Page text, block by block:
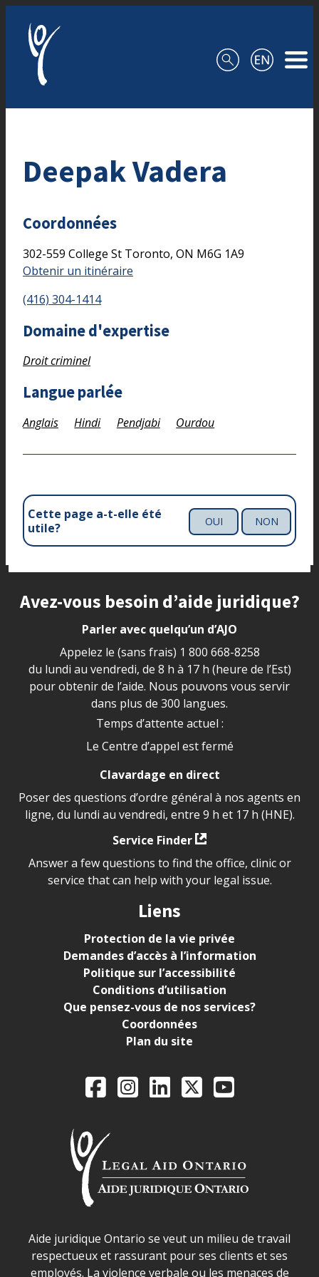
Deepak Vadera
Coordonnées
302-559 College St Toronto, ON M6G 1A9
Obtenir un itinéraire
(416) 304-1414
Domaine d'expertise
Droit criminel
Langue parlée
Anglais Hindi Pendjabi Ourdou
Cette page a-t-elle été
utile?
OUI NON
Site footer
Avez-vous besoin d’aide juridique?
Parler avec quelqu’un d’AJO
Appelez le (sans frais) 1 800 668-8258
du lundi au vendredi, de 8 h à 17 h (heure de l’Est)
pour obtenir de l’aide. Nous pouvons vous servir
dans plus de 300 langues.
Temps d’attente actuel :
Le Centre d’appel est fermé
Clavardage en direct
Poser des questions d’ordre général à nos agents en
ligne, du lundi au vendredi, entre 9 h et 17 h (HNE).
Service Finder
Answer a few questions to find the office, clinic or
service that can help with your legal issue.
Liens
Protection de la vie privée
Demandes d’accès à l’information
Politique sur l’accessibilité
Conditions d’utilisation
Que pensez-vous de nos services?
Coordonnées
Plan du site
Legal Aid Ontario
FacebookInstagram
LinkedIn
X YouTube
Déclaration sur la sécurité dans les locaux d'AJO.
Aide juridique Ontario se veut un milieu de travail
respectueux et rassurant pour ses clients et ses
employés. La violence verbale ou les menaces de